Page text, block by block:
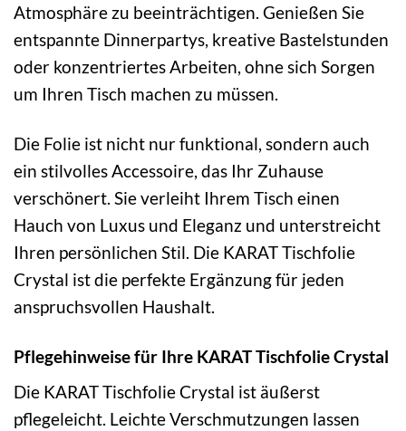
Atmosphäre zu beeinträchtigen. Genießen Sie
entspannte Dinnerpartys, kreative Bastelstunden
oder konzentriertes Arbeiten, ohne sich Sorgen
um Ihren Tisch machen zu müssen.
Die Folie ist nicht nur funktional, sondern auch
ein stilvolles Accessoire, das Ihr Zuhause
verschönert. Sie verleiht Ihrem Tisch einen
Hauch von Luxus und Eleganz und unterstreicht
Ihren persönlichen Stil. Die KARAT Tischfolie
Crystal ist die perfekte Ergänzung für jeden
anspruchsvollen Haushalt.
Pflegehinweise für Ihre KARAT Tischfolie Crystal
Die KARAT Tischfolie Crystal ist äußerst
pflegeleicht. Leichte Verschmutzungen lassen